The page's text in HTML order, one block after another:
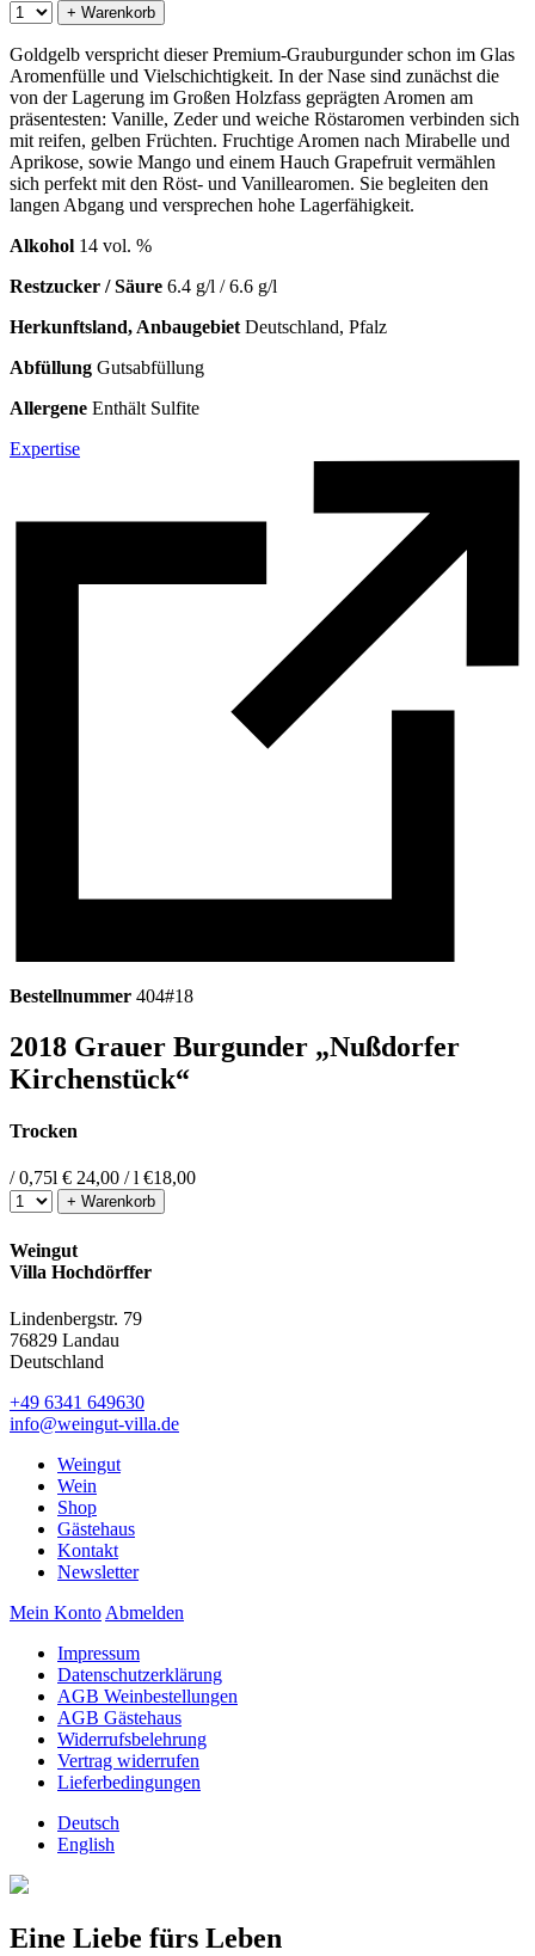
+ Warenkorb
Goldgelb verspricht dieser Premium-Grauburgunder schon im Glas
Aromenfülle und Vielschichtigkeit. In der Nase sind zunächst die
von der Lagerung im Großen Holzfass geprägten Aromen am
präsentesten: Vanille, Zeder und weiche Röstaromen verbinden sich
mit reifen, gelben Früchten. Fruchtige Aromen nach Mirabelle und
Aprikose, sowie Mango und einem Hauch Grapefruit vermählen
sich perfekt mit den Röst- und Vanillearomen. Sie begleiten den
langen Abgang und versprechen hohe Lagerfähigkeit.
Alkohol 14 vol. %
Restzucker / Säure 6.4 g/l / 6.6 g/l
Herkunftsland, Anbaugebiet Deutschland, Pfalz
Abfüllung Gutsabfüllung
Allergene Enthält Sulfite
Expertise
Bestellnummer 404#18
2018 Grauer Burgunder „Nußdorfer
Kirchenstück“
Trocken
/ 0,75l € 24,00 / l €18,00
+ Warenkorb
Weingut
Villa Hochdörffer
Lindenbergstr. 79
76829 Landau
Deutschland
+49 6341 649630
info@weingut-villa.de
Weingut
Wein
Shop
Gästehaus
Kontakt
Newsletter
Mein Konto Abmelden
Impressum
Datenschutzerklärung
AGB Weinbestellungen
AGB Gästehaus
Widerrufsbelehrung
Vertrag widerrufen
Lieferbedingungen
Deutsch
English
Eine Liebe fürs Leben